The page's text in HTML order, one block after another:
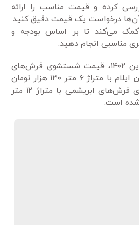
کرده و قیمت مناسب را ارائه
آن‌ها درخواست یک قیمت دقیق کنید.
می‌کند تا بر اساس بودجه و
مناسبی انجام دهید.
به طور مثال، در فروردین ۱۴۰۲، قیمت شستشوی فرش‌های
ایلام با متراژ ۶ متر ۱۳۰ هزار تومان
بوده و قیمت شستشوی فرش‌های ابریشمی با متراژ ۱۲ متر